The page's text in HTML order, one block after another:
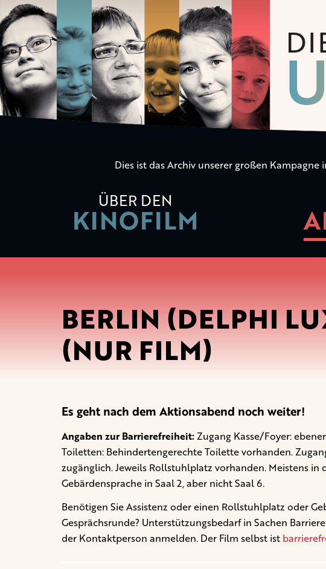
Die
Kinder
der
Utopie
Dies ist das Archiv unserer großen
ÜBER DEN
KINOFILM
BERLIN (DELPHI
(NUR FILM)
Es geht nach dem Aktionsabend noch weiter!
Angaben zur Barrierefreiheit:Zugang Kasse/Foyer:
Toiletten: Behindertengerechte Toilette vorhanden.
zugänglich. Jeweils Rollstuhlplatz vorhanden. Meistens in
Gebärdensprache in Saal 2, aber nicht Saal 6.
Benötigen Sie Assistenz oder einen Rollstuhlplatz oder
Gesprächsrunde? Unterstützungsbedarf in Sachen
der Kontaktperson anmelden. Der Film selbst ist